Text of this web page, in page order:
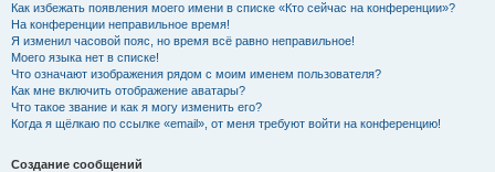
Как избежать появления моего имени в списке «Кто сейчас на конференции»?
На конференции неправильное время!
Я изменил часовой пояс, но время всё равно неправильное!
Моего языка нет в списке!
Что означают изображения рядом с моим именем пользователя?
Как мне включить отображение аватары?
Что такое звание и как я могу изменить его?
Когда я щёлкаю по ссылке «email», от меня требуют войти на конференцию!
Создание сообщений